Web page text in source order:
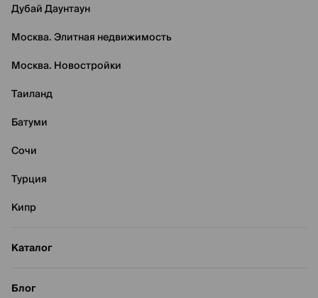
Каталог
Блог
Дубай Даунтаун
Москва. Элитная недвижимость
Москва. Новостройки
Таиланд
Батуми
Сочи
Турция
Кипр